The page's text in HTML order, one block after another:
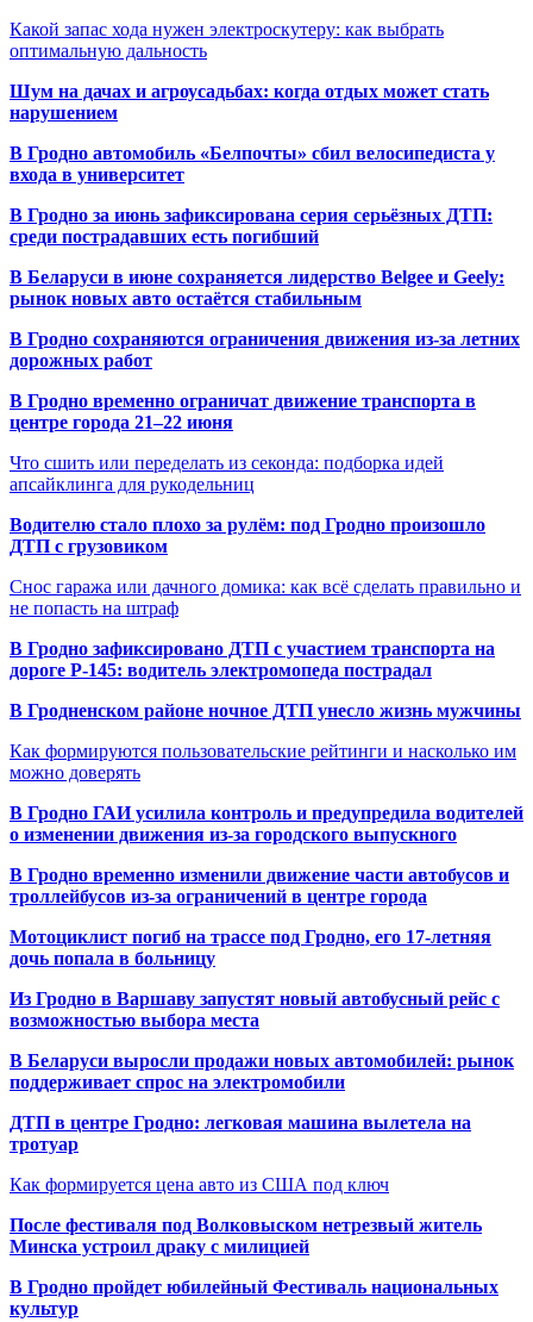
Какой запас хода нужен электроскутеру: как выбрать
оптимальную дальность
Шум на дачах и агроусадьбах: когда отдых может стать
нарушением
В Гродно автомобиль «Белпочты» сбил велосипедиста у
входа в университет
В Гродно за июнь зафиксирована серия серьёзных ДТП:
среди пострадавших есть погибший
В Беларуси в июне сохраняется лидерство Belgee и Geely:
рынок новых авто остаётся стабильным
В Гродно сохраняются ограничения движения из-за летних
дорожных работ
В Гродно временно ограничат движение транспорта в
центре города 21–22 июня
Что сшить или переделать из секонда: подборка идей
апсайклинга для рукодельниц
Водителю стало плохо за рулём: под Гродно произошло
ДТП с грузовиком
Снос гаража или дачного домика: как всё сделать правильно и
не попасть на штраф
В Гродно зафиксировано ДТП с участием транспорта на
дороге Р-145: водитель электромопеда пострадал
В Гродненском районе ночное ДТП унесло жизнь мужчины
Как формируются пользовательские рейтинги и насколько им
можно доверять
В Гродно ГАИ усилила контроль и предупредила водителей
о изменении движения из-за городского выпускного
В Гродно временно изменили движение части автобусов и
троллейбусов из-за ограничений в центре города
Мотоциклист погиб на трассе под Гродно, его 17-летняя
дочь попала в больницу
Из Гродно в Варшаву запустят новый автобусный рейс с
возможностью выбора места
В Беларуси выросли продажи новых автомобилей: рынок
поддерживает спрос на электромобили
ДТП в центре Гродно: легковая машина вылетела на
тротуар
Как формируется цена авто из США под ключ
После фестиваля под Волковыском нетрезвый житель
Минска устроил драку с милицией
В Гродно пройдет юбилейный Фестиваль национальных
культур